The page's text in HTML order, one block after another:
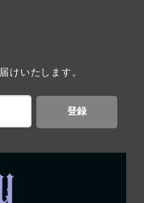
けいたします。
登録